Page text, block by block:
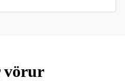
vörur